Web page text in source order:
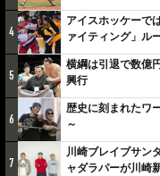
4
アイスホッケーで
ァイティング」ル
5
横綱は引退で数億
興行
6
歴史に刻まれたワ
～
7
川崎ブレイブサン
ャダラパーが川崎